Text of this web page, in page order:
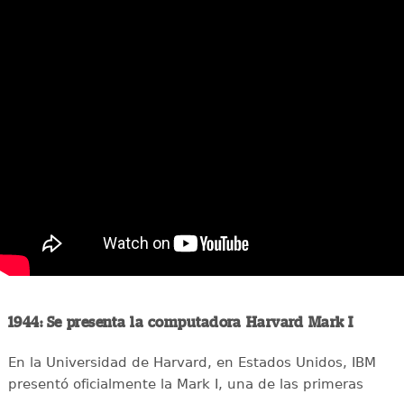
1944: Se presenta la computadora Harvard Mark I
En la Universidad de Harvard, en Estados Unidos, IBM
presentó oficialmente la Mark I, una de las primeras